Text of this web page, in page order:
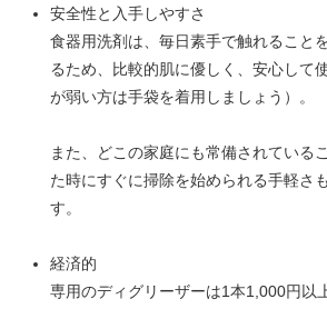
安全性と入手しやすさ
食器用洗剤は、毎日素手で触れること
るため、比較的肌に優しく、安心して
が弱い方は手袋を着用しましょう）。
また、どこの家庭にも常備されている
た時にすぐに掃除を始められる手軽さ
す。
経済的
専用のディグリーザーは1本1,000円以